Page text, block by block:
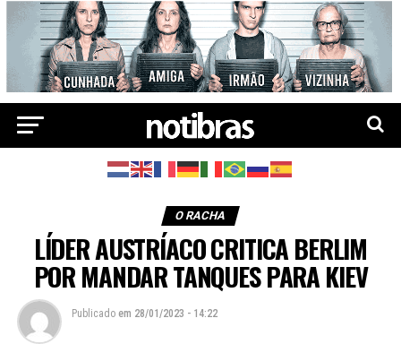
O RACHA
LÍDER AUSTRÍACO CRITICA BERLIM
POR MANDAR TANQUES PARA KIEV
Publicado em 28/01/2023 - 14:22